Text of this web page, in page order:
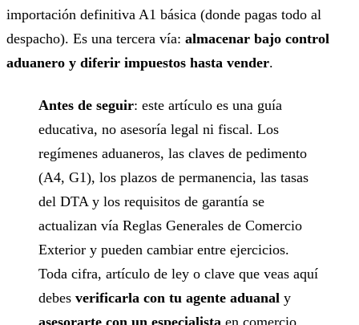
importación definitiva A1 básica (donde pagas todo al
despacho). Es una tercera vía: almacenar bajo control
aduanero y diferir impuestos hasta vender.
Antes de seguir: este artículo es una guía
educativa, no asesoría legal ni fiscal. Los
regímenes aduaneros, las claves de pedimento
(A4, G1), los plazos de permanencia, las tasas
del DTA y los requisitos de garantía se
actualizan vía Reglas Generales de Comercio
Exterior y pueden cambiar entre ejercicios.
Toda cifra, artículo de ley o clave que veas aquí
debes verificarla con tu agente aduanal y
asesorarte con un especialista en comercio